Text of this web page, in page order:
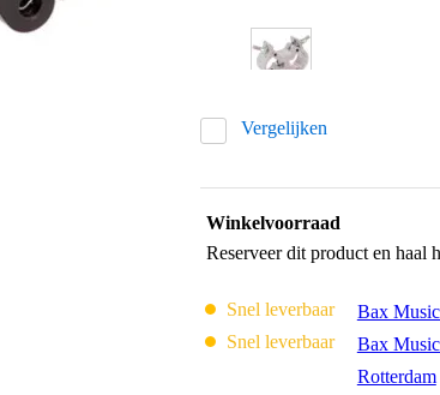
Vergelijken
Winkelvoorraad
Reserveer dit product en haal
Snel leverbaar Bax
Snel leverbaar
Bax
Rotterdam